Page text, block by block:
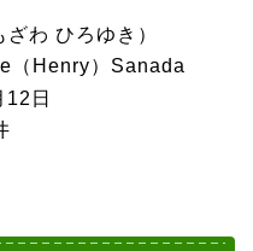
わ ひろゆき）
（Henry）Sanada
日